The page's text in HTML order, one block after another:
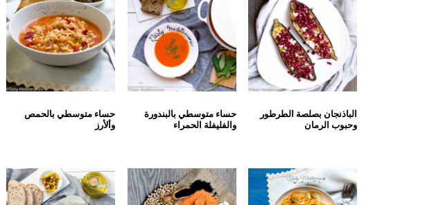
حساء متوسطي بالحمص
وألأرز
حساء متوسطي بالبندورة
والفليفلة الحمراء
الباذنجان بصلصة الطرطور
وحبوب الرمان